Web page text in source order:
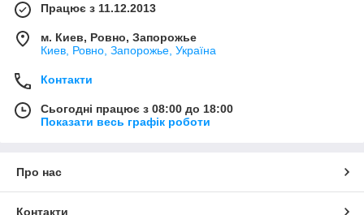
Працює з 11.12.2013
м. Киев, Ровно, Запорожье
Киев, Ровно, Запорожье, Україна
Контакти
Сьогодні працює з 08:00 до 18:00
Показати весь графік роботи
Про нас
Контакти